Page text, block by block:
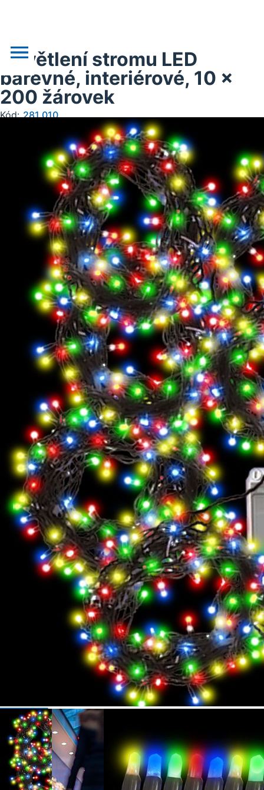
o nás
realizace
obchodní podklady
doprava, platba
Osvětlení stromu LED
barevné, interiérové, 10 x
200 žárovek
Kód:281.010